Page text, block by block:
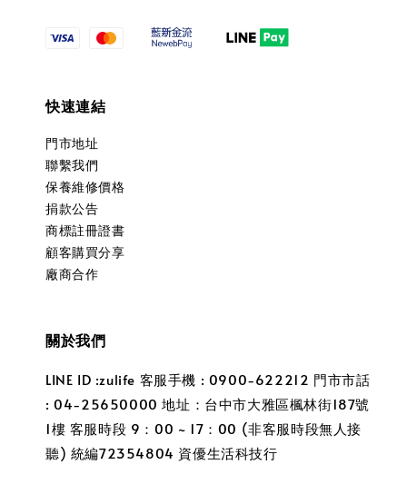
快速連結
門市地址
聯繫我們
保養維修價格
捐款公告
商標註冊證書
顧客購買分享
廠商合作
關於我們
LINE ID :zulife 客服手機 : 0900-622212 門市市話
: 04-25650000 地址：台中市大雅區楓林街187號
1樓 客服時段 9：00 ~ 17：00 (非客服時段無人接
聽) 統編72354804 資優生活科技行